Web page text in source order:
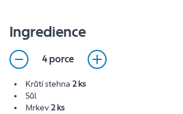
Ingredience
4 porce
Krůtí stehna 2 ks
Sůl
Mrkev2 ks